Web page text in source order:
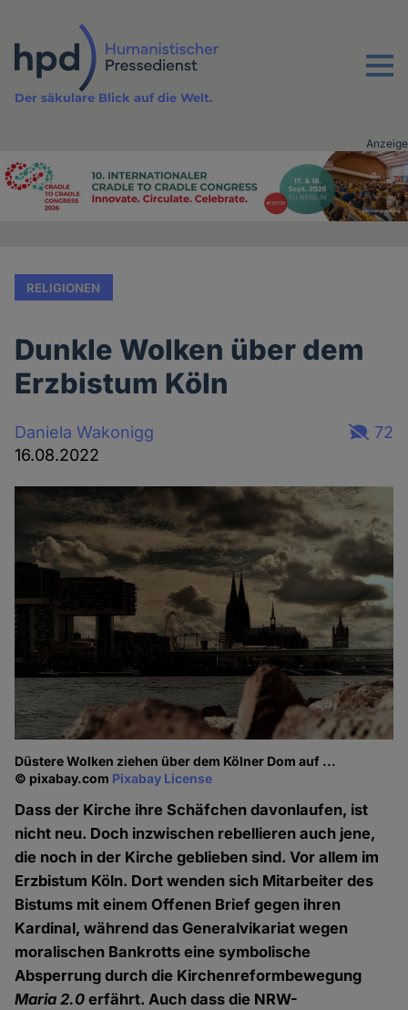
Inhalt
Menu
Der säkulare Blick auf die Welt.
Advertising
Anzeige
RELIGIONEN
Dunkle Wolken über dem
Erzbistum Köln
Daniela Wakonigg
16.08.2022
72
Düstere Wolken ziehen über dem Kölner Dom auf ...
© pixabay.com Pixabay License
Dass der Kirche ihre Schäfchen davonlaufen, ist
nicht neu. Doch inzwischen rebellieren auch jene,
die noch in der Kirche geblieben sind. Vor allem im
Erzbistum Köln. Dort wenden sich Mitarbeiter des
Bistums mit einem Offenen Brief gegen ihren
Kardinal, während das Generalvikariat wegen
moralischen Bankrotts eine symbolische
Absperrung durch die Kirchenreformbewegung
Maria 2.0erfährt. Auch dass die NRW-